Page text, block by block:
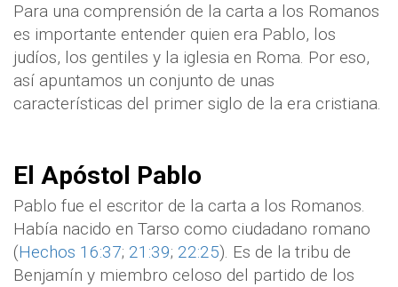
Para una comprensión de la carta a los Romanos
es importante entender quien era Pablo, los
judíos, los gentiles y la iglesia en Roma. Por eso,
así apuntamos un conjunto de unas
características del primer siglo de la era cristiana.
El Apóstol Pablo
Pablo fue el escritor de la carta a los Romanos.
Había nacido en Tarso como ciudadano romano
(Hechos 16:37; 21:39; 22:25). Es de la tribu de
Benjamín y miembro celoso del partido de los